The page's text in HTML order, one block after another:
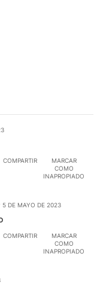
COMPARTIR
MARCAR
COMO
INAPROPIADO
5 DE MAYO DE 2023
COMPARTIR
MARCAR
COMO
INAPROPIADO